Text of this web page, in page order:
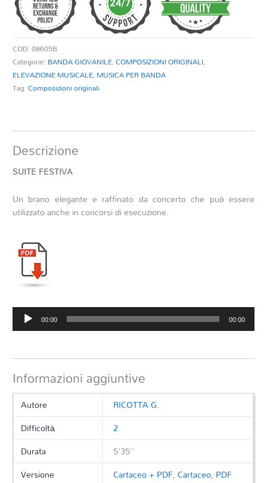
COD:08605B
Categorie: BANDA GIOVANILE,COMPOSIZIONI ORIGINALI,
ELEVAZIONE MUSICALE, MUSICA PER BANDA
Tag:Composizioni originali
Descrizione
SUITE FESTIVA
Un brano elegante e raffinato da concerto che può essere
utilizzato anche in concorsi di esecuzione.
Audio
Player
00:00 00:00
Informazioni aggiuntive
Autore
RICOTTA G.
Difficoltà
2
Durata
5'35''
Versione
Cartaceo + PDF,Cartaceo, PDF